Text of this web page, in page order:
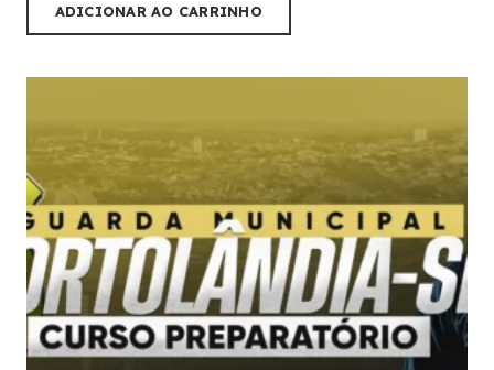
ADICIONAR AO CARRINHO